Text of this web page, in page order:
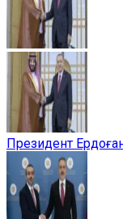
Президент